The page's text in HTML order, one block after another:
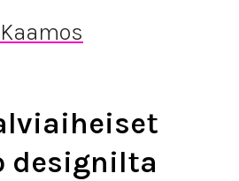
designilta